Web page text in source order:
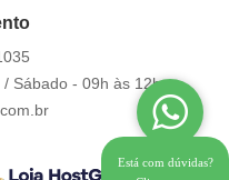
Sábado - 09h às 12h.
Está com dúvidas?